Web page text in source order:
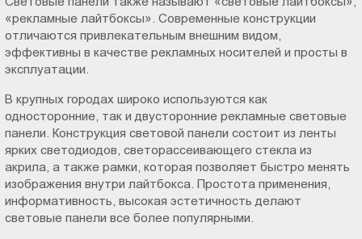
«рекламные лайтбоксы». Современные конструкции
отличаются привлекательным внешним видом,
эффективны в качестве рекламных носителей и просты в
эксплуатации.
В крупных городах широко используются как
односторонние, так и двусторонние рекламные световые
панели. Конструкция световой панели состоит из ленты
ярких светодиодов, светорассеивающего стекла из
акрила, а также рамки, которая позволяет быстро менять
изображения внутри лайтбокса. Простота применения,
информативность, высокая эстетичность делают
световые панели все более популярными.
Пт.:
9.00-
18.00
Сб.,
Вс.:
выходной